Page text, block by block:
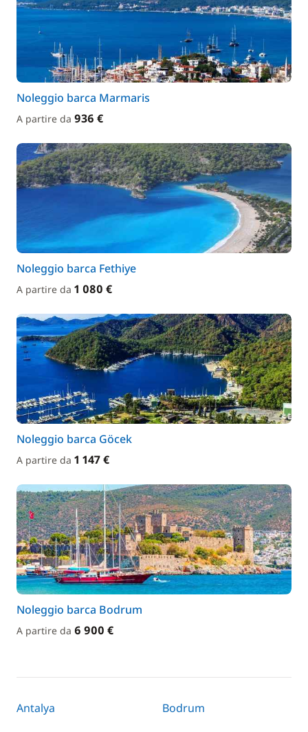
Noleggio barca Marmaris
A partire da 936 €
Noleggio barca Fethiye
A partire da 1 080 €
Noleggio barca Göcek
A partire da 1 147 €
Noleggio barca Bodrum
A partire da 6 900 €
Antalya Bodrum